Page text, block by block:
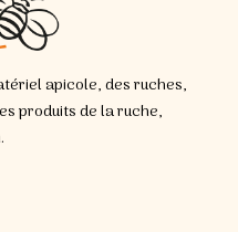
apicole, des ruches,
produits de la ruche,